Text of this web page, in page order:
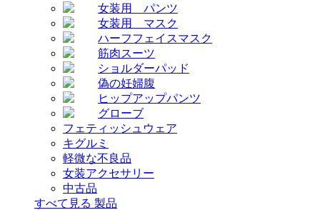
女装用 パンツ
女装用 マスク
ハーフフェイスマスク
筋肉スーツ
ショルダーパッド
偽の妊婦腹
ヒップアップパンツ
グローブ
フェティッシュウェア
キグルミ
軽微な不良品
女装アクセサリー
中古品
すべて見る 製品